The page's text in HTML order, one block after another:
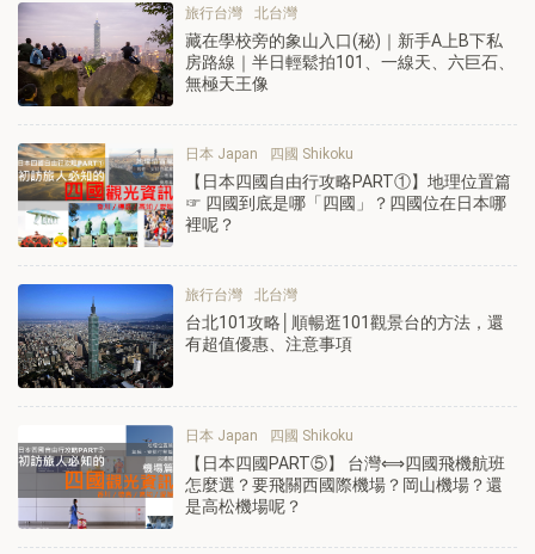
旅行台灣 北台灣
藏在學校旁的象山入口(秘)｜新手A上B下私
房路線｜半日輕鬆拍101、一線天、六巨石、
無極天王像
日本 Japan 四國 Shikoku
【日本四國自由行攻略PART①】地理位置篇
☞ 四國到底是哪「四國」？四國位在日本哪
裡呢？
旅行台灣 北台灣
台北101攻略│順暢逛101觀景台的方法，還
有超值優惠、注意事項
日本 Japan 四國 Shikoku
【日本四國PART⑤】 台灣⟺四國飛機航班
怎麼選？要飛關西國際機場？岡山機場？還
是高松機場呢？